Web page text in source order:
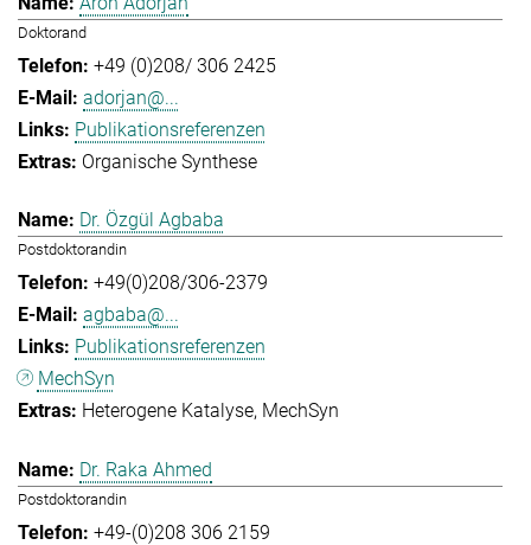
Doktorand
+49 (0)208/ 306 2425
adorjan@...
Publikationsreferenzen
Organische Synthese
Dr. Özgül Agbaba
Postdoktorandin
+49(0)208/306-2379
agbaba@...
Publikationsreferenzen
MechSyn
Heterogene Katalyse MechSyn
Dr. Raka Ahmed
Postdoktorandin
+49-(0)208 306 2159